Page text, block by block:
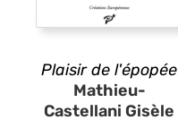
Plaisir de l'épopée
Mathieu-
Castellani Gisèle